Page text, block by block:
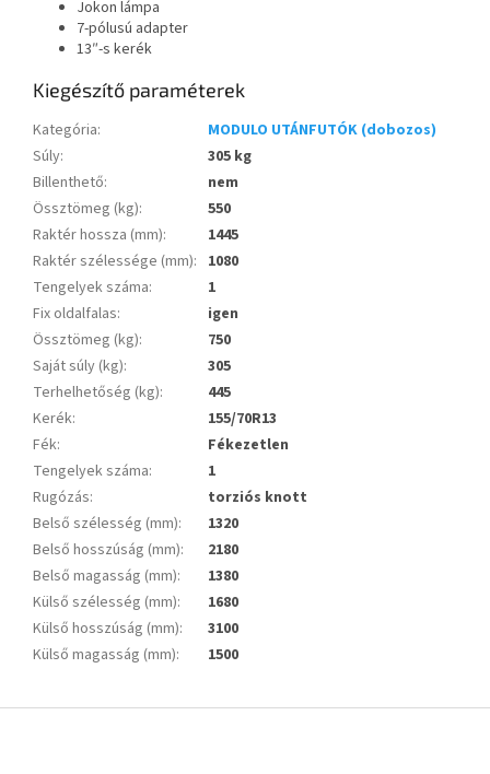
Jokon lámpa
7-pólusú adapter
13″-s kerék
Kiegészítő paraméterek
Kategória:
MODULO UTÁNFUTÓK (dobozos)
Súly:
305 kg
Billenthető:
nem
Össztömeg (kg):
550
Raktér hossza (mm):
1445
Raktér szélessége (mm): 1080
Tengelyek száma:
1
Fix oldalfalas:
igen
Össztömeg (kg):
750
Saját súly (kg):
305
Terhelhetőség (kg):
445
Kerék:
155/70R13
Fék:
Fékezetlen
Tengelyek száma:
1
Rugózás:
torziós knott
Belső szélesség (mm):
1320
Belső hosszúság (mm):
2180
Belső magasság (mm):
1380
Külső szélesség (mm):
1680
Külső hosszúság (mm):
3100
Külső magasság (mm): 1500